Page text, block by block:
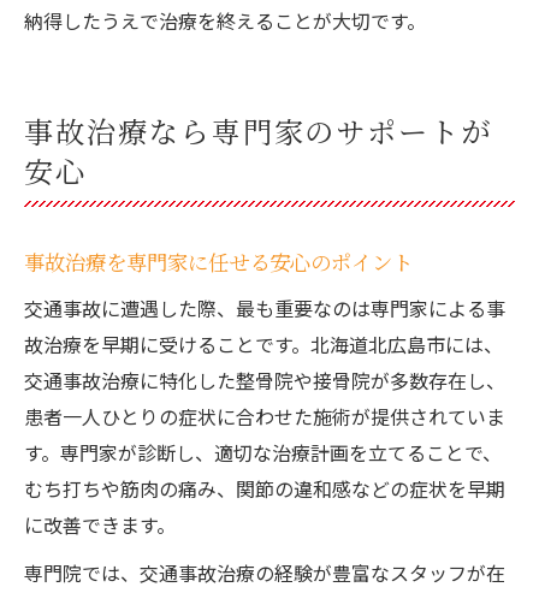
納得したうえで治療を終えることが大切です。
事故治療なら専門家のサポートが
安心
事故治療を専門家に任せる安心のポイント
交通事故に遭遇した際、最も重要なのは専門家による事
故治療を早期に受けることです。北海道北広島市には、
交通事故治療に特化した整骨院や接骨院が多数存在し、
患者一人ひとりの症状に合わせた施術が提供されていま
す。専門家が診断し、適切な治療計画を立てることで、
むち打ちや筋肉の痛み、関節の違和感などの症状を早期
に改善できます。
専門院では、交通事故治療の経験が豊富なスタッフが在